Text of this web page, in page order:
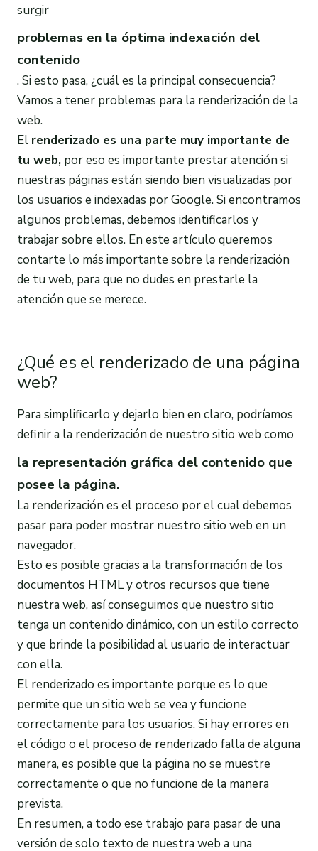
surgir
problemas en la óptima indexación del
contenido
. Si esto pasa, ¿cuál es la principal consecuencia?
Vamos a tener problemas para la renderización de la
web.
El renderizado es una parte muy importante de
tu web, por eso es importante prestar atención si
nuestras páginas están siendo bien visualizadas por
los usuarios e indexadas por Google. Si encontramos
algunos problemas, debemos identificarlos y
trabajar sobre ellos. En este artículo queremos
contarte lo más importante sobre la renderización
de tu web, para que no dudes en prestarle la
atención que se merece.
¿Qué es el renderizado de una página
web?
Para simplificarlo y dejarlo bien en claro, podríamos
definir a la renderización de nuestro sitio web como
la representación gráfica del contenido que
posee la página.
La renderización es el proceso por el cual debemos
pasar para poder mostrar nuestro sitio web en un
navegador.
Esto es posible gracias a la transformación de los
documentos HTML y otros recursos que tiene
nuestra web, así conseguimos que nuestro sitio
tenga un contenido dinámico, con un estilo correcto
y que brinde la posibilidad al usuario de interactuar
con ella.
El renderizado es importante porque es lo que
permite que un sitio web se vea y funcione
correctamente para los usuarios. Si hay errores en
el código o el proceso de renderizado falla de alguna
manera, es posible que la página no se muestre
correctamente o que no funcione de la manera
prevista.
En resumen, a todo ese trabajo para pasar de una
versión de solo texto de nuestra web a una